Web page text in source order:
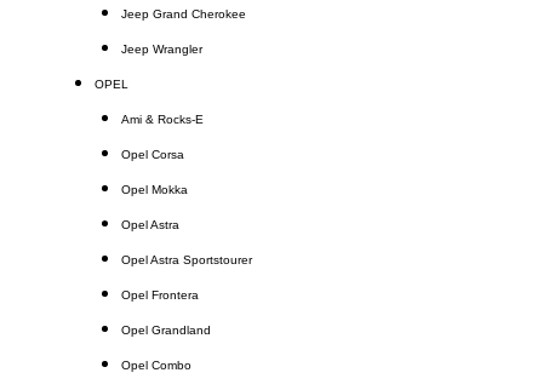
Jeep Grand Cherokee
Jeep Wrangler
OPEL
Ami & Rocks-E
Opel Corsa
Opel Mokka
Opel Astra
Opel Astra Sportstourer
Opel Frontera
Opel Grandland
Opel Combo